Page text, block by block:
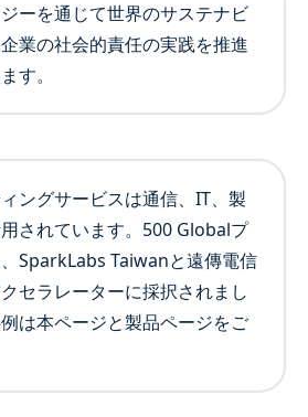
ーを通じて世界のサステナビ
業の社会的責任の実践を推進
す。
ングサービスは通信、IT、製
されています。500 Globalプ
SparkLabs Taiwanと遠傳電信
セラレーターに採択されまし
は本ページと製品ページをご